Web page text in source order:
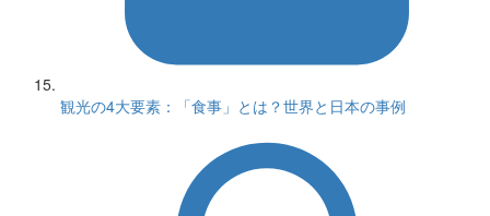
観光の4大要素：「食事」とは？世界と日本の事例